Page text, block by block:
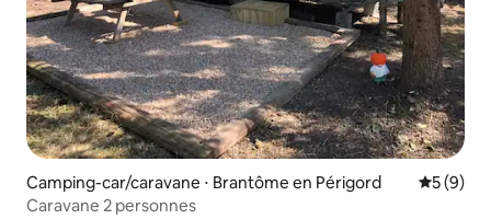
Camping-car/caravane ⋅ Brantôme en Périgord
5 (9)
Caravane 2 personnes